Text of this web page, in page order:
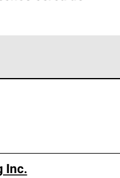
de profesionalismo
Inc.